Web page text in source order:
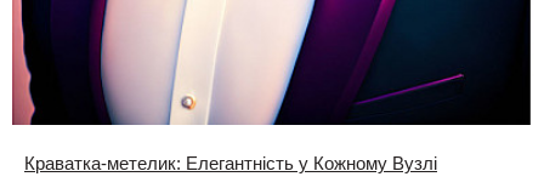
Краватка-метелик: Елегантність у Кожному Вузлі